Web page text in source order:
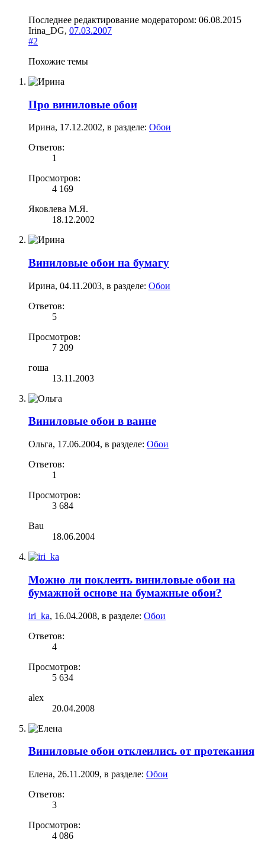
Последнее редактирование модератором: 06.08.2015
Irina_DG, 07.03.2007
#2
Похожие темы
Про виниловые обои
Ирина, 17.12.2002, в разделе: Обои
Ответов:
1
Просмотров:
4 169
Яковлева М.Я.
18.12.2002
Виниловые обои на бумагу
Ирина, 04.11.2003, в разделе: Обои
Ответов:
5
Просмотров:
7 209
гоша
13.11.2003
Виниловые обои в ванне
Ольга, 17.06.2004, в разделе: Обои
Ответов:
1
Просмотров:
3 684
Bau
18.06.2004
Можно ли поклеить виниловые обои на
бумажной основе на бумажные обои?
iri_ka, 16.04.2008, в разделе: Обои
Ответов:
4
Просмотров:
5 634
alex
20.04.2008
Виниловые обои отклеились от протекания
Елена, 26.11.2009, в разделе: Обои
Ответов:
3
Просмотров:
4 086